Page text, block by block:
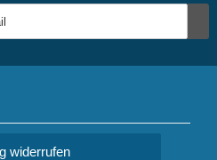
widerrufen